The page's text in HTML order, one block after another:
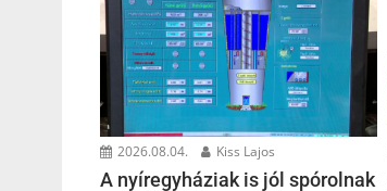
2026.08.04. Kiss Lajos
A nyíregyháziak is jól spórolnak